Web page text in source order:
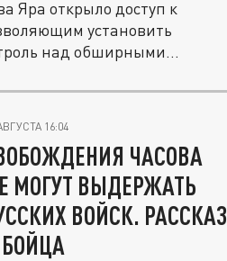
Яра открыло доступ к
установить
над обширными...
16:04
ЧАСОВА
МОГУТ ВЫДЕРЖАТЬ
ВОЙСК. РАССКАЗ